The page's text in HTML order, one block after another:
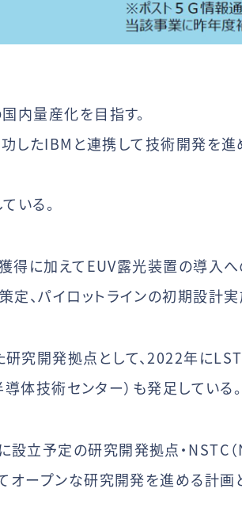
内量産化を目指す。
したIBMと連携して技術開発を
いる。
得に加えてEUV露光装置の導入
定、パイロットラインの初期設計
研究開発拠点として、2022年
技術センター）も発足している。
設立予定の研究開発拠点・
オープンな研究開発を進める計画